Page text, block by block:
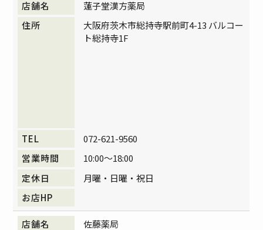
蓮子堂漢方薬局
大阪府茨木市総持寺駅前町4-13 バルコー
ト総持寺1F
072-621-9560
10:00～18:00
月曜・日曜・祝日
佐藤薬局